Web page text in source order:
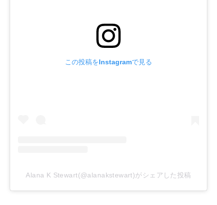
この投稿をInstagramで見る
Alana K Stewart(@alanakstewart)がシェアした投稿